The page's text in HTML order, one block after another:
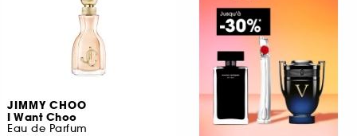
JIMMY CHOO
I Want Choo
Eau de Parfum